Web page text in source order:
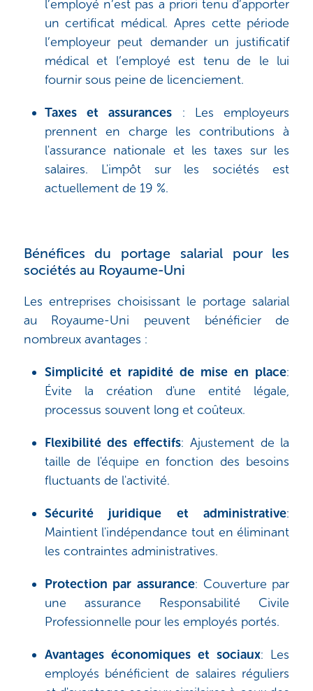
l’employé n’est pas a priori tenu d’apporter
un certificat médical. Apres cette période
l’employeur peut demander un justificatif
médical et l’employé est tenu de le lui
fournir sous peine de licenciement.
Taxes et assurances : Les employeurs
prennent en charge les contributions à
l'assurance nationale et les taxes sur les
salaires. L'impôt sur les sociétés est
actuellement de 19 %.
Bénéfices du portage salarial pour les
sociétés au Royaume-Uni
Les entreprises choisissant le portage salarial
au Royaume-Uni peuvent bénéficier de
nombreux avantages :
Simplicité et rapidité de mise en place:
Évite la création d'une entité légale,
processus souvent long et coûteux.
Flexibilité des effectifs: Ajustement de la
taille de l'équipe en fonction des besoins
fluctuants de l'activité.
Sécurité juridique et administrative:
Maintient l'indépendance tout en éliminant
les contraintes administratives.
Protection par assurance: Couverture par
une assurance Responsabilité Civile
Professionnelle pour les employés portés.
Avantages économiques et sociaux: Les
employés bénéficient de salaires réguliers